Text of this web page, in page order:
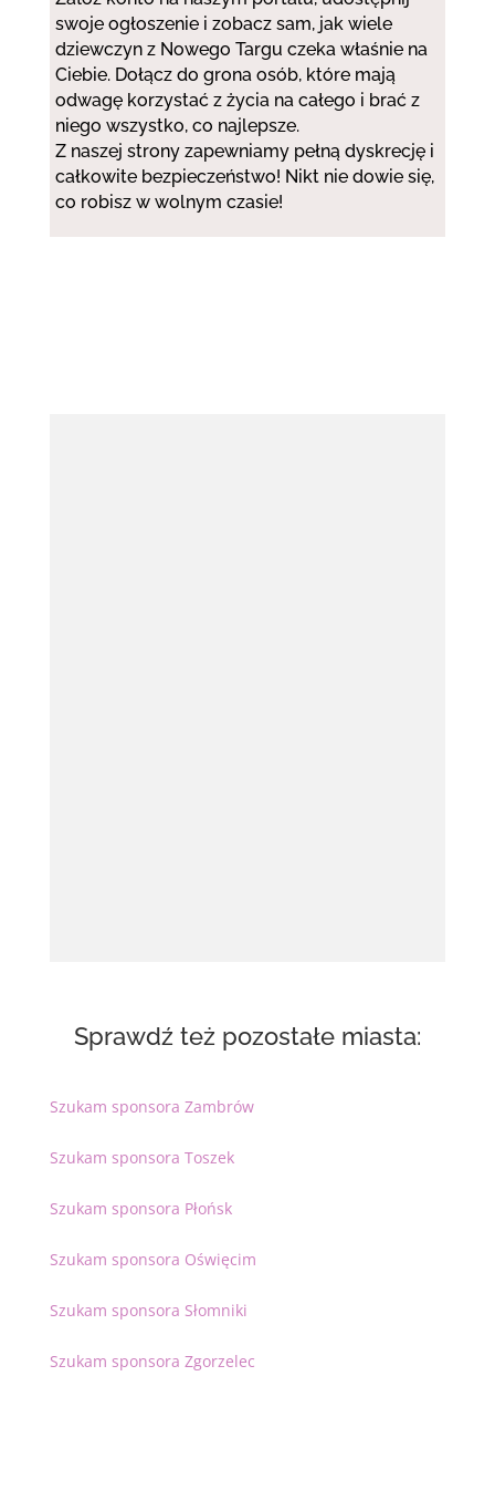
swoje ogłoszenie i zobacz sam, jak wiele
dziewczyn z Nowego Targu czeka właśnie na
Ciebie. Dołącz do grona osób, które mają
odwagę korzystać z życia na całego i brać z
niego wszystko, co najlepsze.
Z naszej strony zapewniamy pełną dyskrecję i
całkowite bezpieczeństwo! Nikt nie dowie się,
co robisz w wolnym czasie!
Sprawdź też pozostałe miasta:
Szukam sponsora Zambrów
Szukam sponsora Toszek
Szukam sponsora Płońsk
Szukam sponsora Oświęcim
Szukam sponsora Słomniki
Szukam sponsora Zgorzelec